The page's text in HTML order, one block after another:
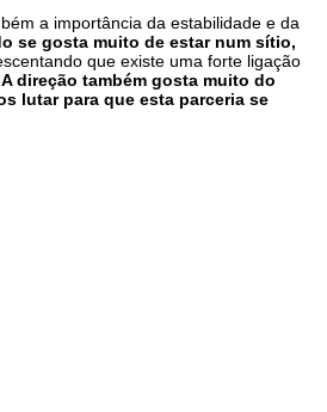
a importância da estabilidade e da
se gosta muito de estar num sítio,
que existe uma forte ligação
direção também gosta muito do
lutar para que esta parceria se